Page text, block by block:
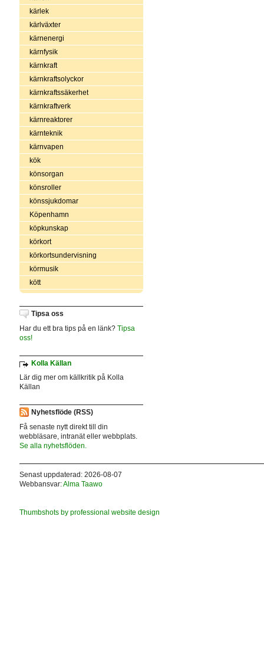
kärlek
kärlväxter
kärnenergi
kärnfysik
kärnkraft
kärnkraftsolyckor
kärnkraftssäkerhet
kärnkraftverk
kärnreaktorer
kärnteknik
kärnvapen
kök
könsorgan
könsroller
könssjukdomar
Köpenhamn
köpkunskap
körkort
körkortsundervisning
körmusik
kött
Tipsa oss
Har du ett bra tips på en länk? Tipsa
oss!
Kolla Källan
Lär dig mer om källkritik på Kolla
Källan
Nyhetsflöde (RSS)
Få senaste nytt direkt till din
webbläsare, intranät eller webbplats.
Se alla nyhetsflöden.
Senast uppdaterad: 2026-08-07
Webbansvar:Alma Taawo
Thumbshots by professional website design